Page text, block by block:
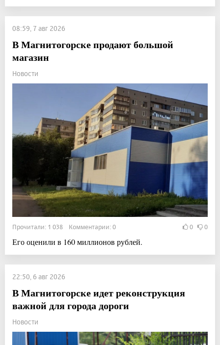
08:59, 7 авг 2026
В Магнитогорске продают большой
магазин
Новости
Прочитали: 1 038 Комментарии: 0 0 0
Его оценили в 160 миллионов рублей.
22:50, 6 авг 2026
В Магнитогорске идет реконструкция
важной для города дороги
Новости